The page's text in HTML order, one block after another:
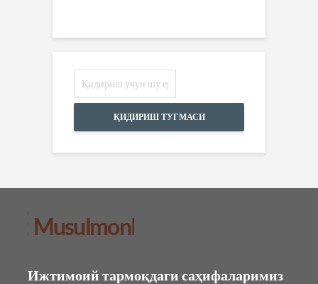
ҚИДИРИШ ТУГМАСИ
Ижтимоий тармоқдаги саҳифаларимиз